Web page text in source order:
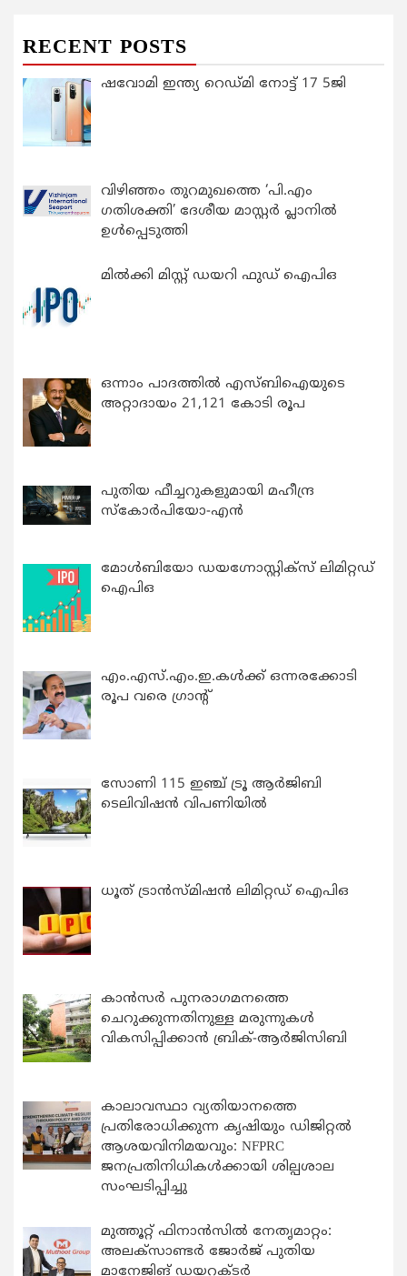
RECENT POSTS
ഷവോമി ഇന്ത്യ റെഡ്മി നോട്ട് 17 5ജി
വിഴിഞ്ഞം തുറമുഖത്തെ ‘പി.എം
ഗതിശക്തി’ ദേശീയ മാസ്റ്റർ പ്ലാനിൽ
ഉൾപ്പെടുത്തി
മിൽക്കി മിസ്റ്റ് ഡയറി ഫുഡ് ഐപിഒ
ഒന്നാം പാദത്തിൽ എസ്ബിഐയുടെ
അറ്റാദായം 21,121 കോടി രൂപ
പുതിയ ഫീച്ചറുകളുമായി മഹീന്ദ്ര
സ്കോർപിയോ-എൻ
മോൾബിയോ ഡയഗ്നോസ്റ്റിക്സ് ലിമിറ്റഡ്
ഐപിഒ
എം.എസ്.എം.ഇ.കൾക്ക് ഒന്നരക്കോടി
രൂപ വരെ ഗ്രാന്റ്
സോണി 115 ഇഞ്ച് ട്രൂ ആർജിബി
ടെലിവിഷൻ വിപണിയിൽ
ധൂത് ട്രാൻസ്മിഷൻ ലിമിറ്റഡ് ഐപിഒ
കാന്‍സര്‍ പുനരാഗമനത്തെ
ചെറുക്കുന്നതിനുള്ള മരുന്നുകള്‍
വികസിപ്പിക്കാന്‍ ബ്രിക്-ആര്‍ജിസിബി
കാലാവസ്ഥാ വ്യതിയാനത്തെ
പ്രതിരോധിക്കുന്ന കൃഷിയും ഡിജിറ്റൽ
ആശയവിനിമയവും: NFPRC
ജനപ്രതിനിധികൾക്കായി ശില്പശാല
സംഘടിപ്പിച്ചു
മുത്തൂറ്റ് ഫിനാൻസിൽ നേതൃമാറ്റം:
അലക്സാണ്ടർ ജോർജ് പുതിയ
മാനേജിങ് ഡയറക്ടർ